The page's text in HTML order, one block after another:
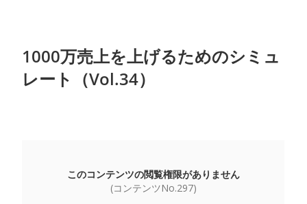
1000万売上を上げるためのシミュ
レート（Vol.34）